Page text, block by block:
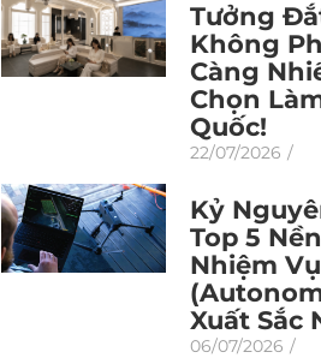
Tưởng
Không
Càng
Chọn
Quốc!
22/07/2026 /
Kỷ
Top 5
Nhiệm
Xuất Sắc
06/07/2026 /